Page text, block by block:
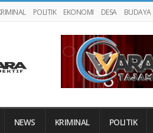
POLITIK EKONOMI DESA BUDAYA
NEWS KRIMINAL POLITIK